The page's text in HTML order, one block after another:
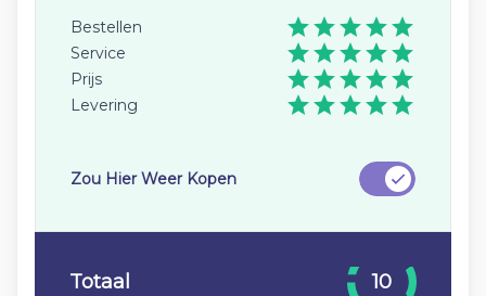
Bestellen
Service
Prijs
Levering
Zou Hier Weer Kopen
Totaal 10